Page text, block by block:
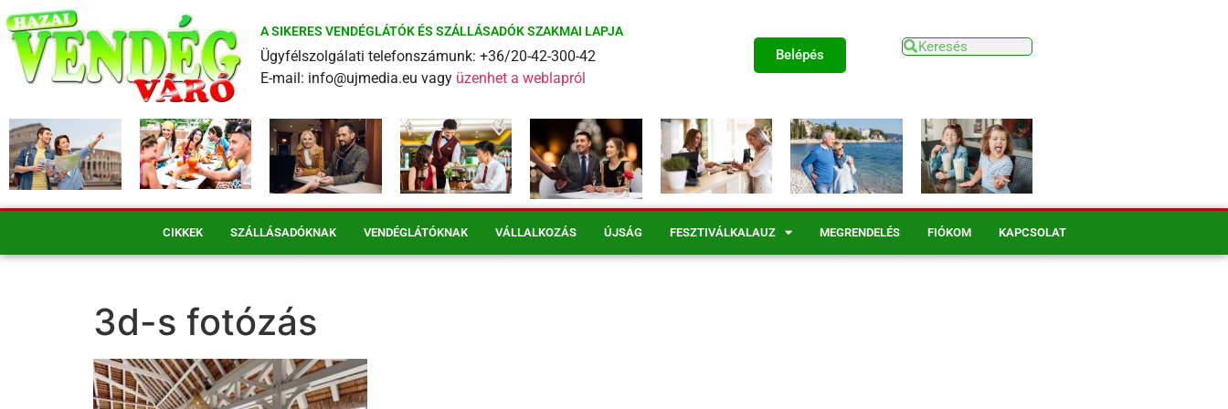
A SIKERES VENDÉGLÁTÓK ÉS SZÁLLÁSADÓK SZAKMAI LAPJA
Ügyfélszolgálati telefonszámunk: +36/20-42-300-42
E-mail: info@ujmedia.eu vagy üzenhet a weblapról
Belépés
CIKKEK SZÁLLÁSADÓKNAK VENDÉGLÁTÓKNAK VÁLLALKOZÁS ÚJSÁG FESZTIVÁLKALAUZ MEGRENDELÉS FIÓKOM KAPCSOLAT
3d-s fotózás